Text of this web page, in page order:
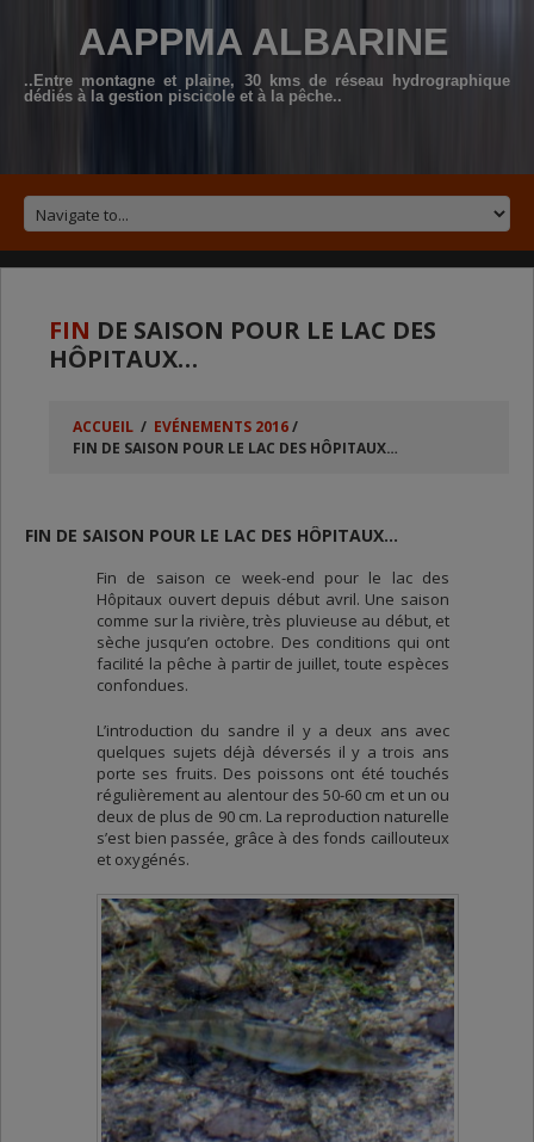
AAPPMA ALBARINE
..Entre montagne et plaine, 30 kms de réseau hydrographique
dédiés à la gestion piscicole et à la pêche..
FIN DE SAISON POUR LE LAC DES
HÔPITAUX…
ACCUEIL / EVÉNEMENTS 2016/
FIN DE SAISON POUR LE LAC DES HÔPITAUX…
FIN DE SAISON POUR LE LAC DES HÔPITAUX…
Fin de saison ce week-end pour le lac des
Hôpitaux ouvert depuis début avril. Une saison
comme sur la rivière, très pluvieuse au début, et
sèche jusqu’en octobre. Des conditions qui ont
facilité la pêche à partir de juillet, toute espèces
confondues.
L’introduction du sandre il y a deux ans avec
quelques sujets déjà déversés il y a trois ans
porte ses fruits. Des poissons ont été touchés
régulièrement au alentour des 50-60 cm et un ou
deux de plus de 90 cm. La reproduction naturelle
s’est bien passée, grâce à des fonds caillouteux
et oxygénés.